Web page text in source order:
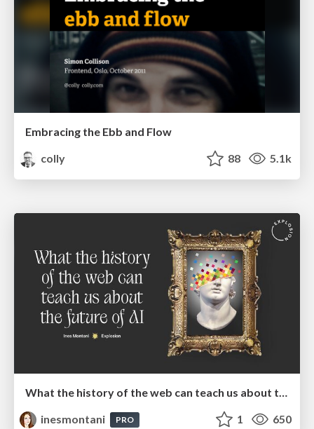
Embracing the Ebb and Flow
colly
88 5.1k
What the history of the web can teach us about the future of AI
inesmontani
PRO 1 650